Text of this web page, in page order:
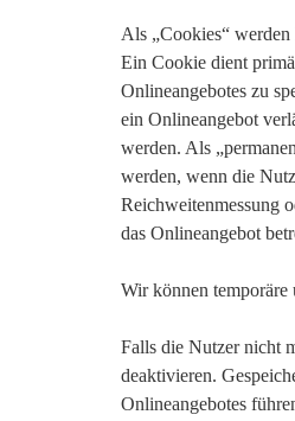
Als „Cookies“
Ein Cookie dient
Onlineangebotes zu
ein Onlineangebot
werden. Als
werden, wenn die
Reichweitenmessung
das Onlineangebot
Wir können temporäre
Falls die Nutzer nicht
deaktivieren.
Onlineangebotes